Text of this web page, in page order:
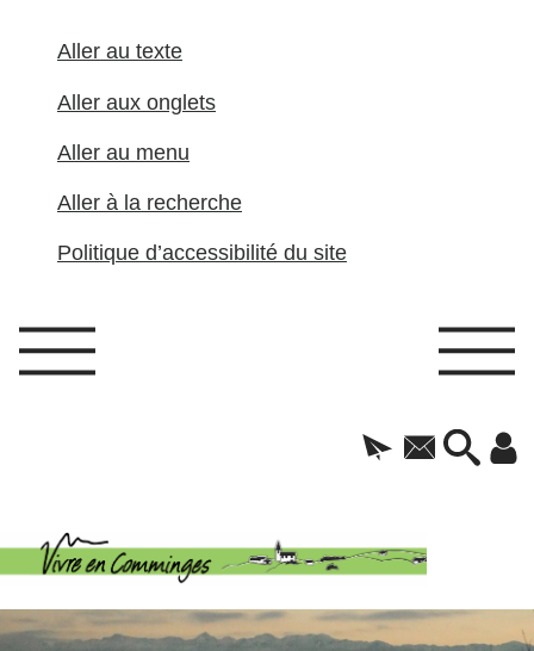
Aller au texte
Aller aux onglets
Aller au menu
Aller à la recherche
Politique d’accessibilité du site